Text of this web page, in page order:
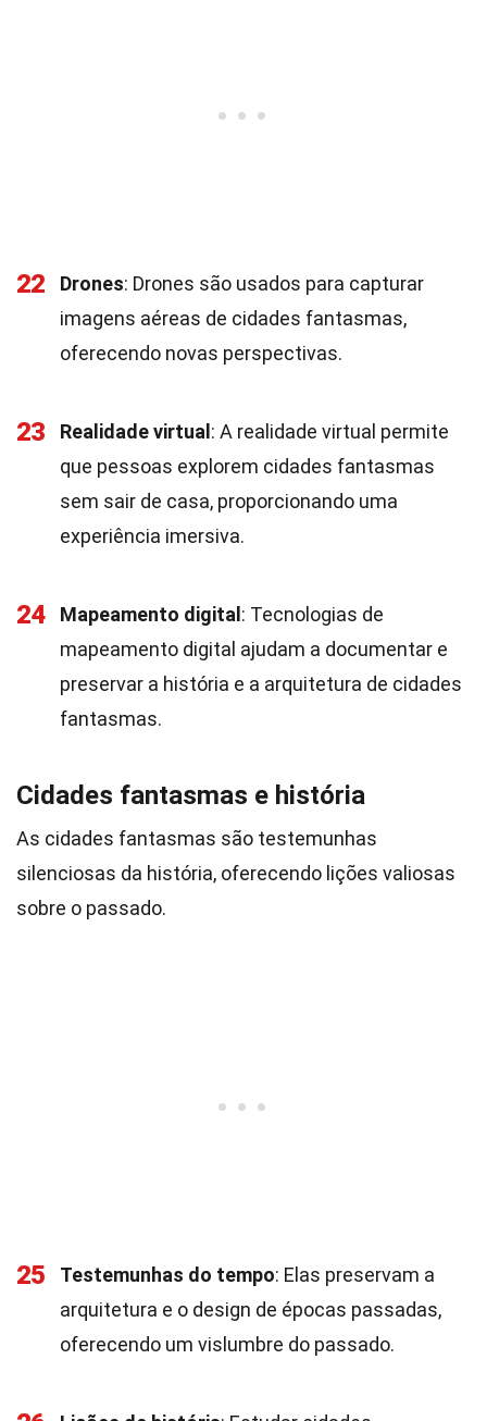
22 Drones: Drones são usados para capturar
imagens aéreas de cidades fantasmas,
oferecendo novas perspectivas.
23 Realidade virtual : A realidade virtual permite
que pessoas explorem cidades fantasmas
sem sair de casa, proporcionando uma
experiência imersiva.
24 Mapeamento digital : Tecnologias de
mapeamento digital ajudam a documentar e
preservar a história e a arquitetura de cidades
fantasmas.
Cidades fantasmas e história
As cidades fantasmas são testemunhas
silenciosas da história, oferecendo lições valiosas
sobre o passado.
25 Testemunhas do tempo: Elas preservam a
arquitetura e o design de épocas passadas,
oferecendo um vislumbre do passado.